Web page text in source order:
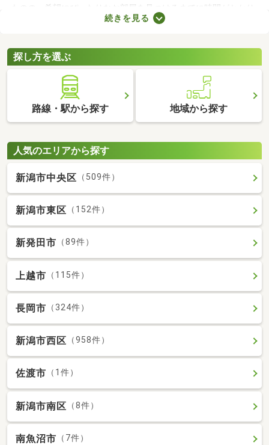
ものの、希望にぴったりなお部屋を見つけるまでに時間がかかり
ます。ここでは、費用重視の方におすすめの家賃3万円以下の物
るお部屋を探してみましょう。
続きを見る
探し方を選ぶ
路線・駅から探す 地域から探す
人気のエリアから探す
新潟市中央区 （509件）
新潟市東区 （152件）
新発田市 （89件）
上越市 （115件）
長岡市 （324件）
新潟市西区 （958件）
佐渡市 （1件）
新潟市南区 （8件）
南魚沼市 （7件）